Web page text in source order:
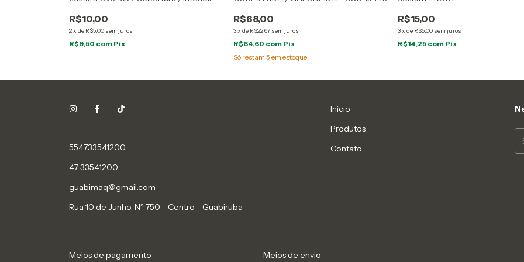
R$10,00
2x de R$5,00 sem juros
R$9,50 com Pix
R$68,00
3x de R$22,67 sem juros
R$64,60 com Pix
Só restam 5 em estoque!
R$15,00
3x de R$5,00 sem juros
R$14,25 com Pix
554733541200
47 33541200
guabimaq@gmail.com
Rua 10 de Junho, Nº 750 - Centro - Guabiruba
Início
Produtos
Contato
Meios de pagamento Meios de envio